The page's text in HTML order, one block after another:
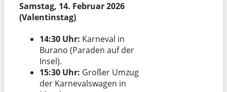
Samstag, 14. Februar 2026
(Valentinstag)
14:30 Uhr: Karneval in
Burano (Paraden auf der
Insel).
15:30 Uhr: Großer Umzug
der Karnevalswagen in